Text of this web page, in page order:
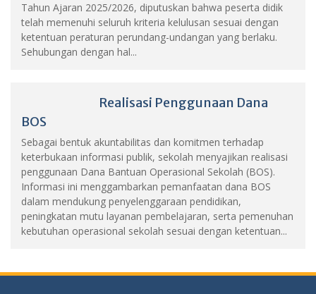
Tahun Ajaran 2025/2026, diputuskan bahwa peserta didik
telah memenuhi seluruh kriteria kelulusan sesuai dengan
ketentuan peraturan perundang-undangan yang berlaku.
Sehubungan dengan hal...
Realisasi Penggunaan Dana
BOS
Sebagai bentuk akuntabilitas dan komitmen terhadap
keterbukaan informasi publik, sekolah menyajikan realisasi
penggunaan Dana Bantuan Operasional Sekolah (BOS).
Informasi ini menggambarkan pemanfaatan dana BOS
dalam mendukung penyelenggaraan pendidikan,
peningkatan mutu layanan pembelajaran, serta pemenuhan
kebutuhan operasional sekolah sesuai dengan ketentuan...